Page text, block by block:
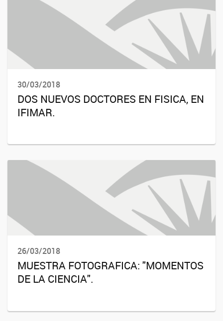
30/03/2018
DOS NUEVOS DOCTORES EN FISICA, EN
IFIMAR.
26/03/2018
MUESTRA FOTOGRAFICA: "MOMENTOS
DE LA CIENCIA".